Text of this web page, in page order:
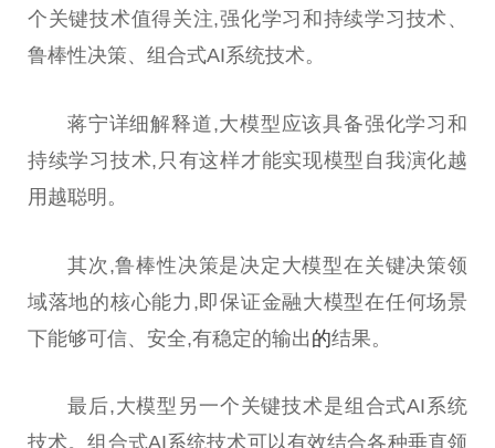
个关键技术值得关注,强化学习和持续学习技术、
鲁棒性决策、组合式AI系统技术。
蒋宁详细解释道,大模型应该具备强化学习和
持续学习技术,只有这样才能实现模型自我演化越
用越聪明。
其次,鲁棒性决策是决定大模型在关键决策领
域落地的核心能力,即保证金融大模型在任何场景
下能够可信、安全,有稳定的输出的结果。
最后,大模型另一个关键技术是组合式AI系统
技术。组合式AI系统技术可以有效结合各种垂直领